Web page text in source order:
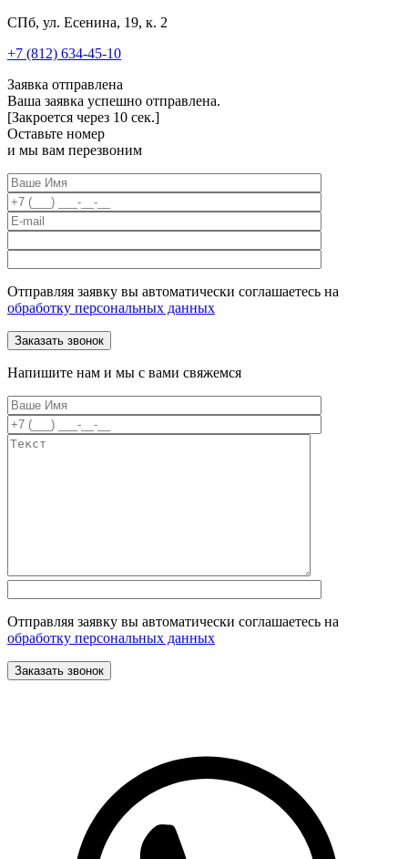
СПб, ул. Есенина, 19, к. 2
+7 (812) 634-45-10
Заявка отправлена
Ваша заявка успешно отправлена.
[Закроется через 10 сек.]
Оставьте номер
и мы вам перезвоним
Отправляя заявку вы автоматически соглашаетесь на
обработку персональных данных
Напишите нам и мы с вами свяжемся
Отправляя заявку вы автоматически соглашаетесь на
обработку персональных данных